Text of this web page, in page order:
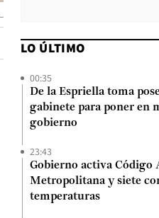
LO ÚLTIMO
00:35
De la Espriella toma
gabinete para poner en
gobierno
23:43
Gobierno activa Código
Metropolitana y siete
temperaturas